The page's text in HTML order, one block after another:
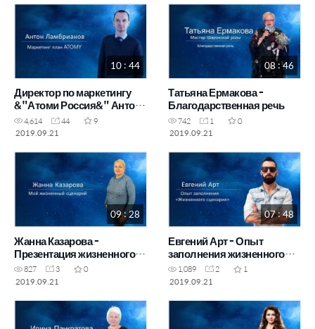
10 : 44
Директор по маркетингу
&"Атоми Россия&" Антон
Ламбрианов - Маркетинг
план Атоми
4,614 44
9
2019.09.21
08 : 46
Татьяна Ермакова -
Благодарственная речь
742 1
0
2019.09.21
09 : 28
Жанна Казарова -
Презентация жизненного
сценария
827 3
0
2019.09.21
07 : 48
Евгений Арт - Опыт
заполнения жизненного
сценария
1,089 2
1
2019.09.21